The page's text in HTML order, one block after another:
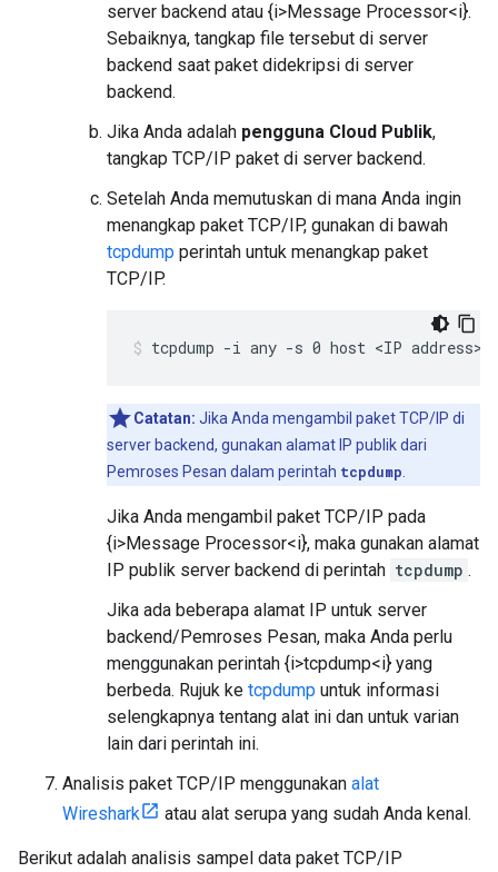
server backend atau {i>Message Processor<i}.
Sebaiknya, tangkap file tersebut di server
backend saat paket didekripsi di server
backend.
Jika Anda adalah pengguna Cloud Publik,
tangkap TCP/IP paket di server backend.
Setelah Anda memutuskan di mana Anda ingin
menangkap paket TCP/IP, gunakan di bawah
tcpdump perintah untuk menangkap paket
TCP/IP.
tcpdump -i any -s 0 host <IP address> -
Catatan: Jika Anda mengambil paket TCP/IP di
server backend, gunakan alamat IP publik dari
Pemroses Pesan dalam perintah tcpdump
Jika Anda mengambil paket TCP/IP pada
{i>Message Processor<i}, maka gunakan alamat
IP publik server backend di perintah tcpdump .
Jika ada beberapa alamat IP untuk server
backend/Pemroses Pesan, maka Anda perlu
menggunakan perintah {i>tcpdump<i} yang
berbeda. Rujuk ke tcpdump untuk informasi
selengkapnya tentang alat ini dan untuk varian
lain dari perintah ini.
Analisis paket TCP/IP menggunakan alat
Wireshark
atau alat serupa yang sudah Anda kenal.
Berikut adalah analisis sampel data paket TCP/IP